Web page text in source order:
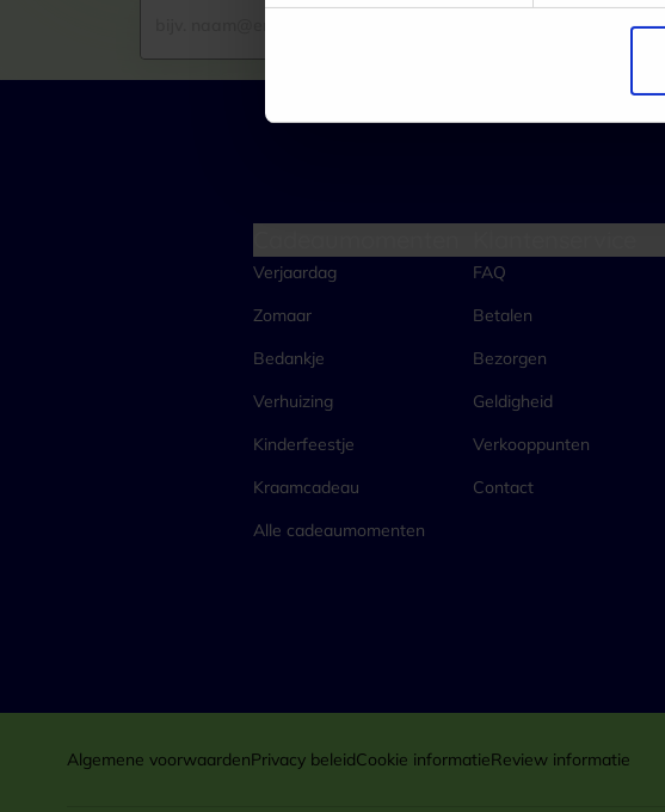
Verjaardag
Zomaar
Bedankje
Verhuizing
Kinderfeestje
Kraamcadeau
Alle cadeaumomenten
FAQ
Betalen
Bezorgen
Geldigheid
Verkooppunten
Contact
Algemene voorwaardenPrivacy beleidCookie informatieReview informatie